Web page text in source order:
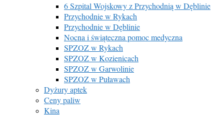
6 Szpital Wojskowy z Przychodnią w Dęblinie
Przychodnie w Rykach
Przychodnie w Dęblinie
Nocna i świąteczna pomoc medyczna
SPZOZ w Rykach
SPZOZ w Kozienicach
SPZOZ w Garwolinie
SPZOZ w Puławach
Dyżury aptek
Ceny paliw
Kina